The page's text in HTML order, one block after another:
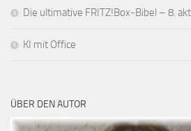
Die ultimative FRITZ!Box-Bibel – 8.
KI mit Office
ÜBER DEN AUTOR